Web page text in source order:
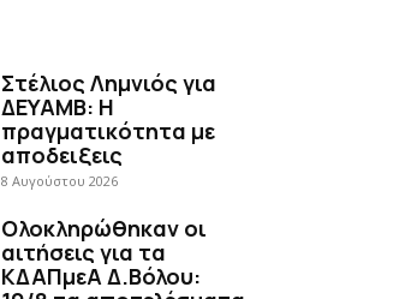
Στέλιος Λημνιός για
ΔΕΥΑΜΒ: Η
πραγματικότητα με
αποδειξεις
8 Αυγούστου 2026
Ολοκληρώθηκαν οι
αιτήσεις για τα
ΚΔΑΠμεΑ Δ.Βόλου: